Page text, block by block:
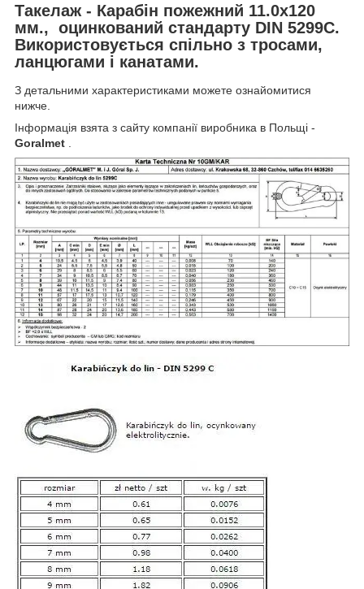
Такелаж - Карабін пожежний 11.0х120
мм., оцинкований стандарту DIN 5299C.
Використовується спільно з тросами,
ланцюгами і канатами.
З детальними характеристиками можете ознайомитися
нижче.
Інформація взята з сайту компанії виробника в Польщі -
Goralmet .